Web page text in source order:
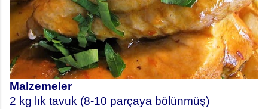
Malzemeler
2 kg lık tavuk (8-10 parçaya bölünmüş)